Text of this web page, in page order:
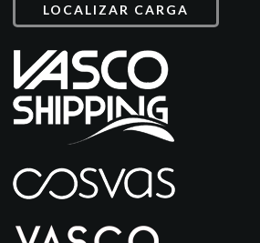
LOCALIZAR CARGA